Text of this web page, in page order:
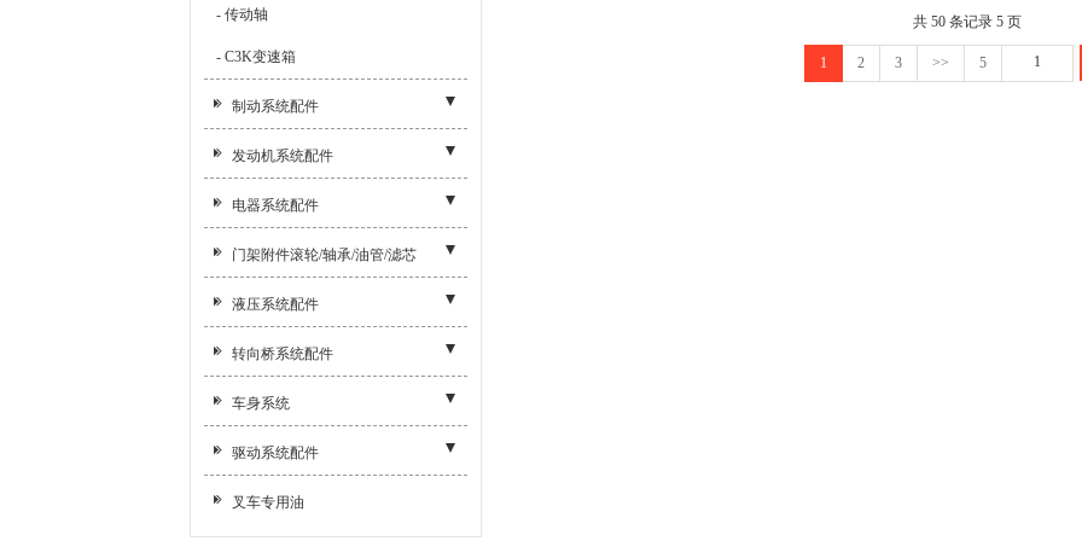
共 50 条记录 5 页
1 2 3 >> 5
- 传动轴
- C3K变速箱
制动系统配件
- 其他附件
- 制动线
- 制动鼓
- 刹车蹄片
- 手刹手柄
- 制动器总成
发动机系统配件
- 尼桑TD27/42/H20/H25
- 全柴4C6
- 新柴4D27G31
- 锡柴4110/6110
- 大柴498
- 洛拖4105/4108
- 潍柴4105
电器系统配件
- 发电机 起动机
- 其他附件
- 叉车开关类配件
- 灯具
门架附件滚轮/轴承/油管/滤芯
- 门架附件
- 轴承
- 空气滤芯 柴油滤芯 机油滤芯
液压系统配件
- 其他附件
- 真空助力器
- 转向器/方向机
转向桥系统配件
- 其他附件
- 转向桥体
车身系统
- 支撑杆
驱动系统配件
- 其他附件
- 差速器配件
叉车专用油